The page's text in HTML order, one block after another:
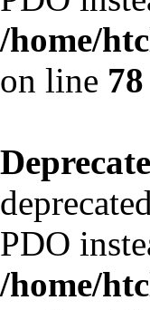
/home/
on line 78
PDO
/home/